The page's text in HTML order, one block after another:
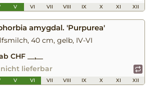
V VI VII VIII IX X XI XII
amygdal. 'Purpurea'
40 cm, gelb, IV-VI
CHF __,__
nicht lieferbar
V VI VII VIII IX X XI XII